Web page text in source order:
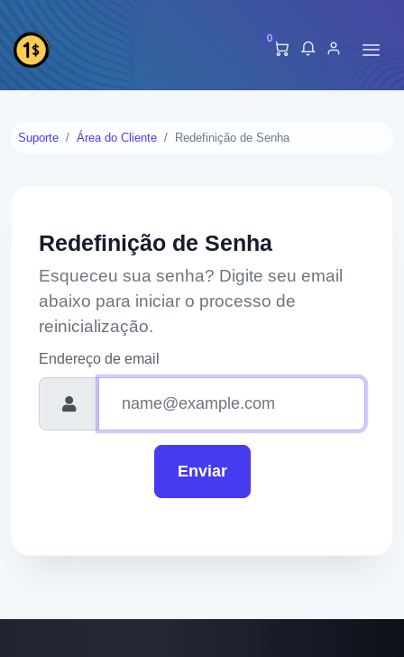
0
Suporte Área do Cliente Redefinição de Senha
Redefinição de Senha
Esqueceu sua senha? Digite seu email
abaixo para iniciar o processo de
reinicialização.
Endereço de email
Enviar